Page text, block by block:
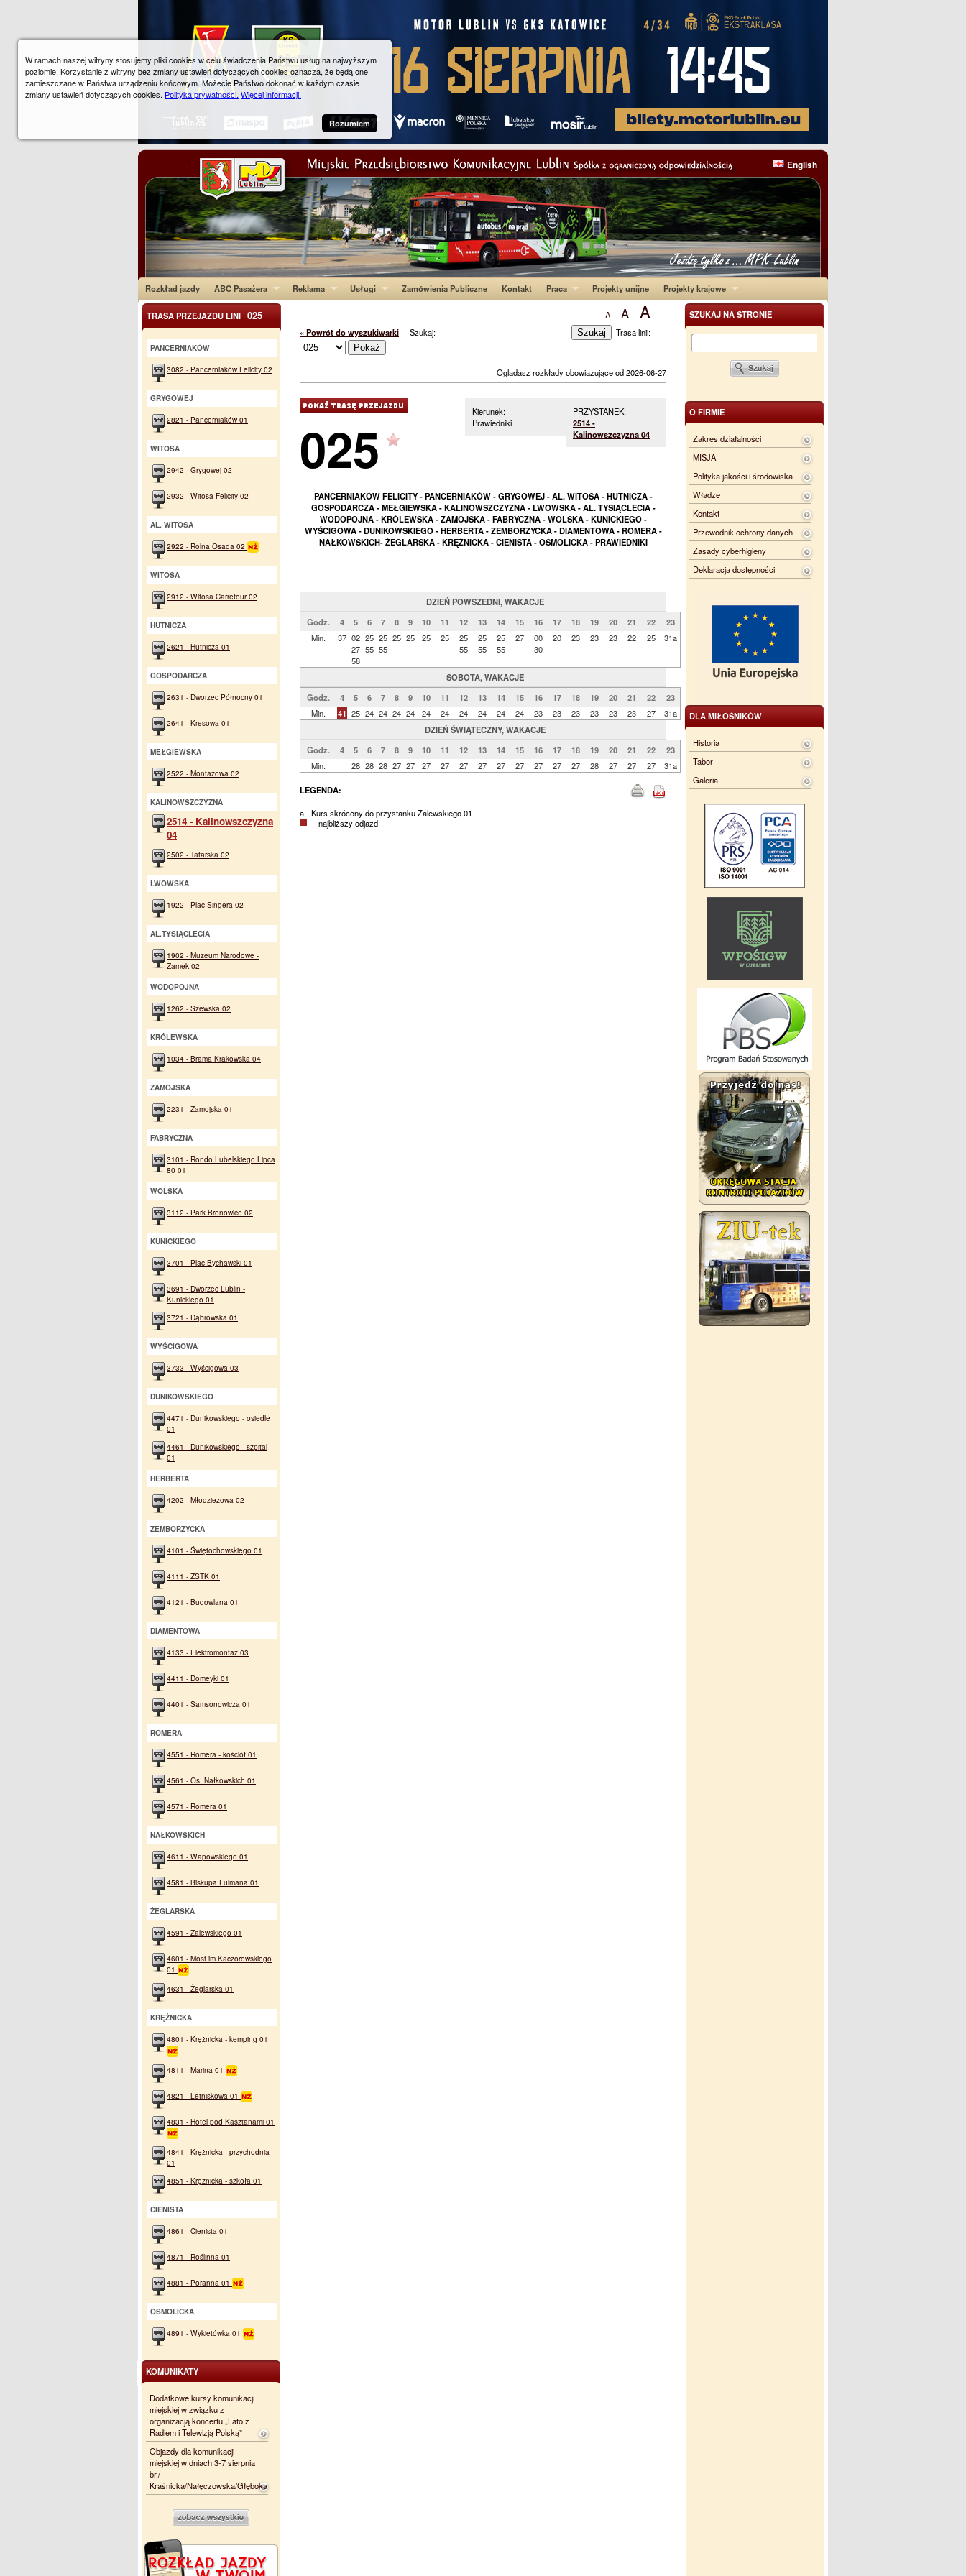
English
Rozkład jazdy ABC Pasażera Reklama Usługi Zamówienia Publiczne Kontakt Praca Projekty unijne Projekty krajowe
SZUKAJ NA STRONIE
O FIRMIE
Zakres działalności
MISJA
Polityka jakości i środowiska
Władze
Kontakt
Przewodnik ochrony danych
Zasady cyberhigieny
Deklaracja dostępności
DLA MIŁOŚNIKÓW
Historia
Tabor
Galeria
A A A
« Powrót do wyszukiwarki Szukaj: Trasa linii:
Oglądasz rozkłady obowiązujące od 2026-06-27
PRZYSTANEK:
2514 -
Kalinowszczyzna 04
Kierunek:
Prawiedniki
025
PANCERNIAKÓW FELICITY - PANCERNIAKÓW - GRYGOWEJ - AL. WITOSA - HUTNICZA -
GOSPODARCZA - MEŁGIEWSKA - KALINOWSZCZYZNA - LWOWSKA - AL. TYSIĄCLECIA -
WODOPOJNA - KRÓLEWSKA - ZAMOJSKA - FABRYCZNA - WOLSKA - KUNICKIEGO -
WYŚCIGOWA - DUNIKOWSKIEGO - HERBERTA - ZEMBORZYCKA - DIAMENTOWA - ROMERA -
NAŁKOWSKICH- ŻEGLARSKA - KRĘŻNICKA - CIENISTA - OSMOLICKA - PRAWIEDNIKI
DZIEŃ POWSZEDNI, WAKACJE
Godz.
4 5 6 7 8 9 10 11 12 13 14 15 16 17 18 19 20 21 22
23
Min.
37 02
27
58
25
55
25
55
25 25 25 25
25
55
25
55
25
55
27
00
30
20 23 23 23 22 25 31a
SOBOTA, WAKACJE
Godz.
4 5 6 7 8 9 10 11 12 13 14 15 16 17 18 19 20 21 22
23
Min.
41 25 24 24 24 24 24 24 24 24 24 24 23 23 23 23 23 23 27
31a
DZIEŃ ŚWIĄTECZNY, WAKACJE
Godz.
4 5 6 7 8 9 10 11 12 13 14 15 16 17 18 19 20 21 22
23
Min.
28 28 28 27 27 27 27 27 27 27 27 27 27 27 28 27 27 27 31a
LEGENDA:
a - Kurs skrócony do przystanku Zalewskiego 01
- najbliższy odjazd
TRASA PRZEJAZDU LINI 025
PANCERNIAKÓW
3082 - Pancerniaków Felicity 02
GRYGOWEJ
2821 - Pancerniaków 01
WITOSA
2942 - Grygowej 02
2932 - Witosa Felicity 02
AL. WITOSA
2922 - Rolna Osada 02
WITOSA
2912 - Witosa Carrefour 02
HUTNICZA
2621 - Hutnicza 01
GOSPODARCZA
2631 - Dworzec Północny 01
2641 - Kresowa 01
MEŁGIEWSKA
2522 - Montażowa 02
KALINOWSZCZYZNA
2514 - Kalinowszczyzna
04
2502 - Tatarska 02
LWOWSKA
1922 - Plac Singera 02
AL.TYSIĄCLECIA
1902 - Muzeum Narodowe -
Zamek 02
WODOPOJNA
1262 - Szewska 02
KRÓLEWSKA
1034 - Brama Krakowska 04
ZAMOJSKA
2231 - Zamojska 01
FABRYCZNA
3101 - Rondo Lubelskiego Lipca
80 01
WOLSKA
3112 - Park Bronowice 02
KUNICKIEGO
3701 - Plac Bychawski 01
3691 - Dworzec Lublin -
Kunickiego 01
3721 - Dąbrowska 01
WYŚCIGOWA
3733 - Wyścigowa 03
DUNIKOWSKIEGO
4471 - Dunikowskiego - osiedle
01
4461 - Dunikowskiego - szpital
01
HERBERTA
4202 - Młodzieżowa 02
ZEMBORZYCKA
4101 - Świętochowskiego 01
4111 - ZSTK 01
4121 - Budowlana 01
DIAMENTOWA
4133 - Elektromontaż 03
4411 - Domeyki 01
4401 - Samsonowicza 01
ROMERA
4551 - Romera - kościół 01
4561 - Os. Nałkowskich 01
4571 - Romera 01
NAŁKOWSKICH
4611 - Wapowskiego 01
4581 - Biskupa Fulmana 01
ŻEGLARSKA
4591 - Zalewskiego 01
4601 - Most im.Kaczorowskiego
01
4631 - Żeglarska 01
KRĘŻNICKA
4801 - Krężnicka - kemping 01
4811 - Marina 01
4821 - Letniskowa 01
4831 - Hotel pod Kasztanami 01
4841 - Krężnicka - przychodnia
01
4851 - Krężnicka - szkoła 01
CIENISTA
4861 - Cienista 01
4871 - Roślinna 01
4881 - Poranna 01
OSMOLICKA
4891 - Wykietówka 01
KOMUNIKATY
Dodatkowe kursy komunikacji
miejskiej w związku z
organizacją koncertu „Lato z
Radiem i Telewizją Polską”
Objazdy dla komunikacji
miejskiej w dniach 3-7 sierpnia
br./
Kraśnicka/Nałęczowska/Głęboka
W ramach naszej witryny stosujemy pliki cookies w celu świadczenia Państwu usług na najwyższym
poziomie. Korzystanie z witryny bez zmiany ustawień dotyczących cookies oznacza, że będą one
zamieszczane w Państwa urządzeniu końcowym. Możecie Państwo dokonać w każdym czasie
zmiany ustawień dotyczących cookies. Polityka prywatności. Więcej informacji.
Rozumiem